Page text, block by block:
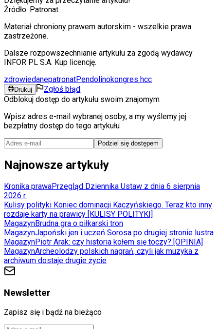
Źródło: Patronat
Materiał chroniony prawem autorskim - wszelkie prawa
zastrzeżone.
Dalsze rozpowszechnianie artykułu za zgodą wydawcy
INFOR PL S.A. Kup licencję.
zdrowiedanepatronatPendolinokongres hcc
Drukuj
Zgłoś błąd
Odblokuj dostęp do artykułu swoim znajomym
Wpisz adres e-mail wybranej osoby, a my wyślemy jej
bezpłatny dostęp do tego artykułu
Podziel się dostępem
Najnowsze artykuły
Kronika prawaPrzegląd Dziennika Ustaw z dnia 6 sierpnia
2026 r.
Kulisy polityki Koniec dominacji Kaczyńskiego. Teraz kto inny
rozdaje karty na prawicy [KULISY POLITYKI]
MagazynBrudna gra o piłkarski tron
MagazynJapoński jen i uczeń Sorosa po drugiej stronie lustra
MagazynPiotr Arak: czy historia kołem się toczy? [OPINIA]
MagazynArcheolodzy polskich nagrań, czyli jak muzyka z
archiwum dostaje drugie życie
Newsletter
Zapisz się i bądź na bieżąco